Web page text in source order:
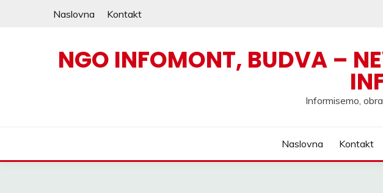
Naslovna Kontakt
NGO INFOMONT, BUDVA –
Informisemo,
Naslovna Kontakt